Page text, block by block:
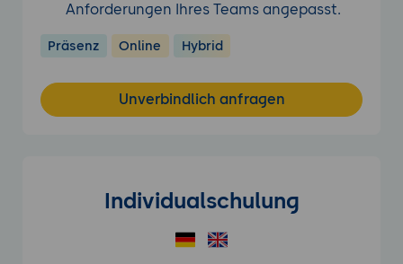
Anforderungen Ihres Teams angepasst.
Präsenz Online Hybrid
Unverbindlich anfragen
Individualschulung